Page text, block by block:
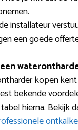
installateur
een goede
kopen
bekende
hierna. Bekijk